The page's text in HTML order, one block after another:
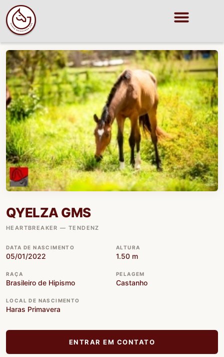
QYELZA GMS
HEARTBREAKER — TENDENZ
DATA DE NASCIMENTO
05/01/2022
ALTURA
1.50 m
RAÇA
Brasileiro de Hipismo
PELAGEM
Castanho
LOCAL DE NASCIMENTO
Haras Primavera
ENTRAR EM CONTATO